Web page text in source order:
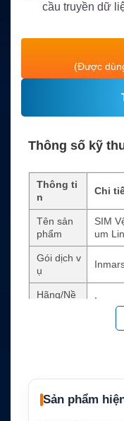
cầu truyền dữ
(Được
Thông số kỹ
Thông ti
n
Chi
Tên sản
phẩm
SIM
um
Gói dịch v
ụ
Hãng/Nề
Băng thô
Sản phẩm